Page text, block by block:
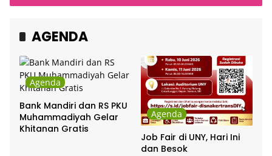
Chrisye
AGENDA
Agenda
Bank Mandiri dan RS PKU
Muhammadiyah Gelar
Khitanan Gratis
Agenda
Job Fair di UNY, Hari Ini
dan Besok